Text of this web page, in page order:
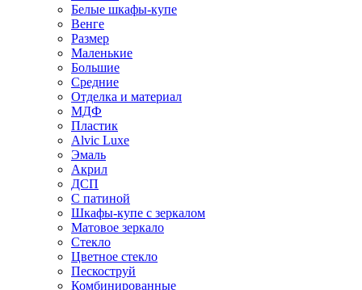
Белые шкафы-купе
Венге
Размер
Маленькие
Большие
Средние
Отделка и материал
МДФ
Пластик
Alvic Luxe
Эмаль
Акрил
ДСП
С патиной
Шкафы-купе с зеркалом
Матовое зеркало
Стекло
Цветное стекло
Пескоструй
Комбинированные